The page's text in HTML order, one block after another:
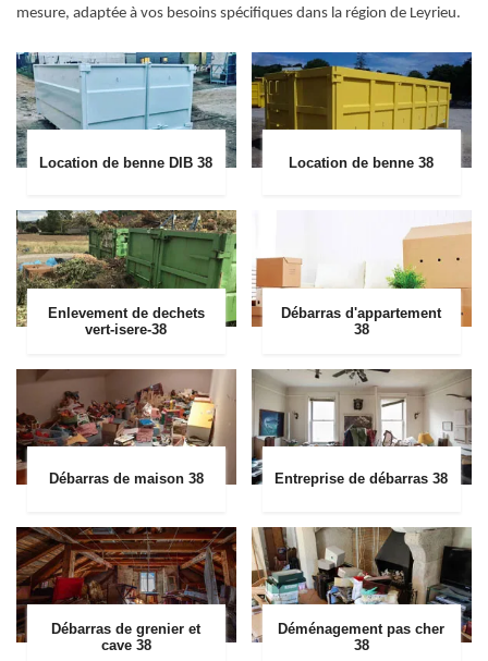
mesure, adaptée à vos besoins spécifiques dans la région de Leyrieu.
Location de benne DIB 38 Location de benne 38
Enlevement de dechets
vert-isere-38
Débarras d'appartement
38
Débarras de maison 38 Entreprise de débarras 38
Débarras de grenier et
cave 38
Déménagement pas cher
38